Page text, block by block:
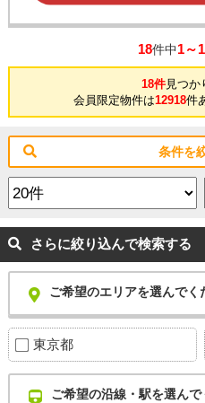
18件中1～
18件見つか
会員限定物件は12918件
条件を
さらに絞り込んで検索する
ご希望のエリアを選んでく
東京都
ご希望の沿線・駅を選んで